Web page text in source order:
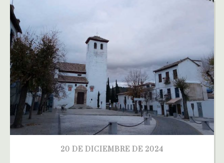
20 DE DICIEMBRE DE 2024